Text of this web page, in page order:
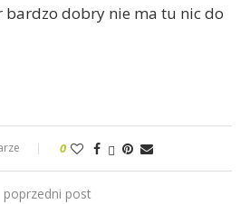
bardzo dobry nie ma tu nic do
0
poprzedni post